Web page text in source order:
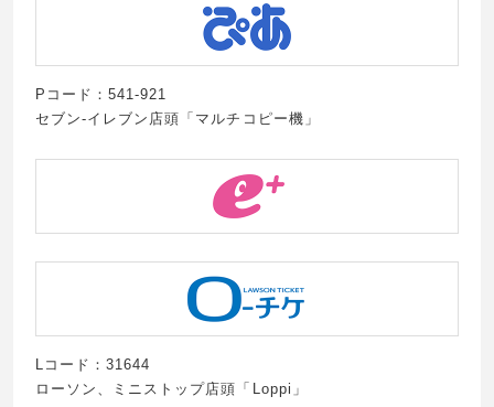
Pコード：541-921
セブン-イレブン店頭「マルチコピー機」
Lコード：31644
ローソン、ミニストップ店頭「Loppi」